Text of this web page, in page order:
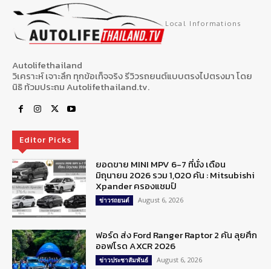
Local Informations
Autolifethailand
วิเคราะห์ เจาะลึก ทุกข้อเท็จจริง รีวิวรถยนต์แบบตรงไปตรงมา โดย
นิธิ ท้วมประถม Autolifethailand.tv.
Editor Picks
ยอดขาย MINI MPV 6-7 ที่นั่ง เดือน
มิถุนายน 2026 รวม 1,020 คัน : Mitsubishi
Xpander ครองแชมป์
ข่าวรถยนต์ August 6, 2026
ฟอร์ด ส่ง Ford Ranger Raptor 2 คัน ลุยศึก
ออฟโรด AXCR 2026
ข่าวประชาสัมพันธ์ August 6, 2026